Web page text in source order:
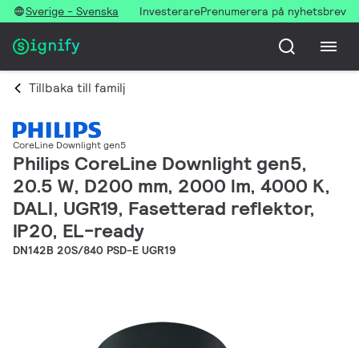
Sverige - Svenska InvesterarePrenumerera på nyhetsbrev
Tillbaka till familj
CoreLine Downlight gen5
Philips CoreLine Downlight gen5,
20.5 W, D200 mm, 2000 lm, 4000 K,
DALI, UGR19, Fasetterad reflektor,
IP20, EL-ready
DN142B 20S/840 PSD-E UGR19